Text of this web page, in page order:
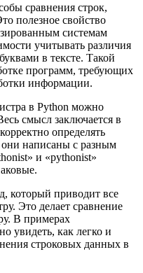
сравнения строк,
полезное свойство
системам
учитывать различия
в тексте. Такой
программ, требующих
информации.
в Python можно
смысл заключается в
определять
они написаны с разным
и «pythonist»
который приводит все
Это делает сравнение
В примерах
увидеть, как легко и
строковых данных в